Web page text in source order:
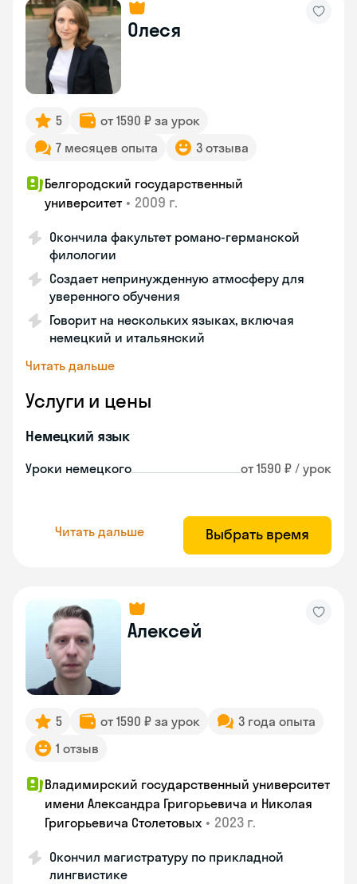
Олеся
5
от 1590 ₽ за урок
7 месяцев опыта
3 отзыва
Белгородский государственный
университет • 2009 г.
Окончила факультет романо-германской
филологии
Создает непринужденную атмосферу для
уверенного обучения
Говорит на нескольких языках, включая
немецкий и итальянский
Читать дальше
Услуги и цены
Немецкий язык
Уроки немецкого от 1590 ₽ / урок
Читать дальше Выбрать время
Алексей
5 от 1590 ₽ за урок
3 года опыта
1 отзыв
Владимирский государственный университет
имени Александра Григорьевича и Николая
Григорьевича Столетовых • 2023 г.
Окончил магистратуру по прикладной
лингвистике